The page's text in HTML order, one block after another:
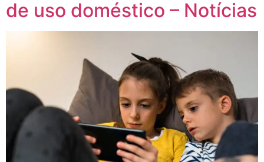
de uso doméstico – Notícias